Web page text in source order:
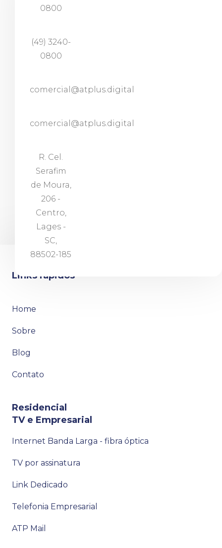
0800
(49) 3240-
0800
comercial@atplus.digital
comercial@atplus.digital
R. Cel.
Serafim
de Moura,
206 -
Centro,
Lages -
SC,
88502-185
Links rápidos
Home
Sobre
Blog
Contato
Residencial
TV e Empresarial
Internet Banda Larga - fibra óptica
TV por assinatura
Link Dedicado
Telefonia Empresarial
ATP Mail